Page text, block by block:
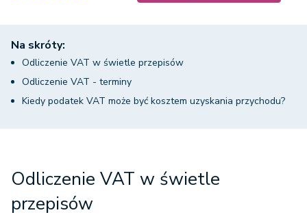
Na skróty:
Odliczenie VAT w świetle przepisów
Odliczenie VAT - terminy
Kiedy podatek VAT może być kosztem uzyskania przychodu?
Odliczenie VAT w świetle
przepisów